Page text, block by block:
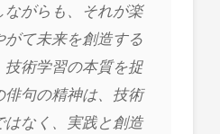
ながらも、それが楽
がて未来を創造する
技術学習の本質を捉
俳句の精神は、技術
はなく、実践と創造